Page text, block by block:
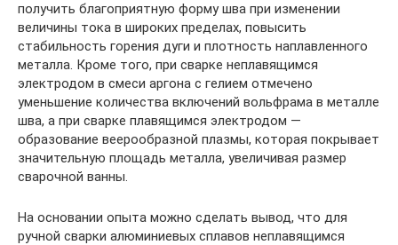
получить благоприятную форму шва при изменении
величины тока в широких пределах, повысить
стабильность горения дуги и плотность наплавленного
металла. Кроме того, при сварке неплавящимся
электродом в смеси аргона с гелием отмечено
уменьшение количества включений вольфрама в металле
шва, а при сварке плавящимся электродом —
образование веерообразной плазмы, которая покрывает
значительную площадь металла, увеличивая размер
сварочной ванны.
На основании опыта можно сделать вывод, что для
ручной сварки алюминиевых сплавов неплавящимся